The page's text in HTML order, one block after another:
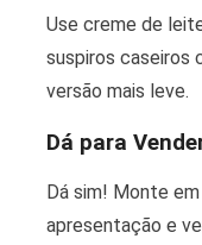
Use creme de
suspiros caseiros
versão mais leve.
Dá para
Dá sim! Monte
apresentação e